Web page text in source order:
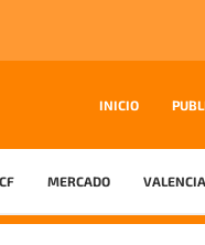
INICIO
MERCADO